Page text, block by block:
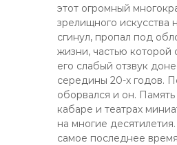
этот огромный
зрелищного искусства
сгинул, пропал под
жизни, частью
его слабый отзвук
середины 20-х годов.
оборвался и он. Память
кабаре и театрах
на многие
самое последнее время